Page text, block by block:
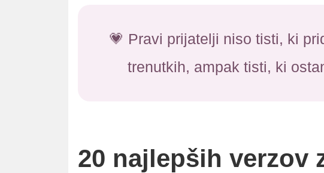
💗 Pravi prijatelji niso tisti, ki
trenutkih, ampak tisti, ki
20 najlepših verzov